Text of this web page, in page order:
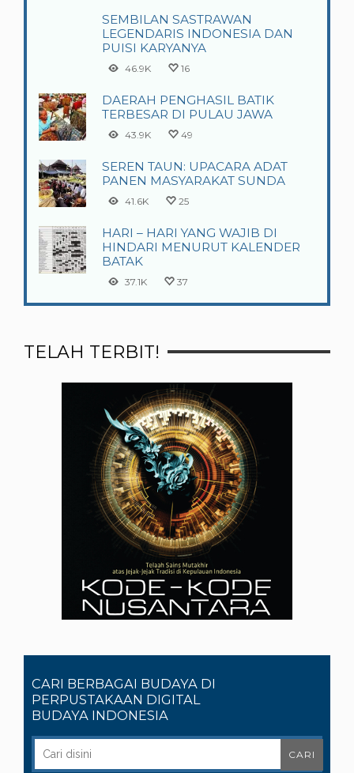
SEMBILAN SASTRAWAN
LEGENDARIS INDONESIA DAN
PUISI KARYANYA
46.9K 16
DAERAH PENGHASIL BATIK
TERBESAR DI PULAU JAWA
43.9K 49
SEREN TAUN: UPACARA ADAT
PANEN MASYARAKAT SUNDA
41.6K 25
HARI – HARI YANG WAJIB DI
HINDARI MENURUT KALENDER
BATAK
37.1K 37
TELAH TERBIT!
CARI BERBAGAI BUDAYA DI
PERPUSTAKAAN DIGITAL
BUDAYA INDONESIA